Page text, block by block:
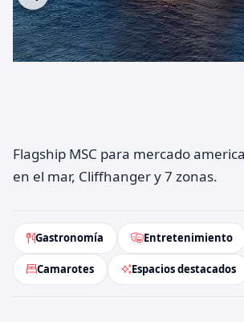
Flagship MSC para mercado
en el mar, Cliffhanger y 7 zonas.
Gastronomía Entretenimiento
Camarotes Espacios destacados